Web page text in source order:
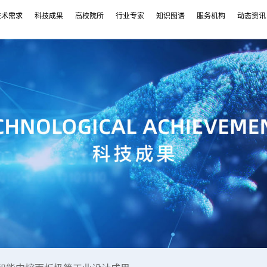
术需求 科技成果 高校院所 行业专家 知识图谱 服务机构 动态资讯